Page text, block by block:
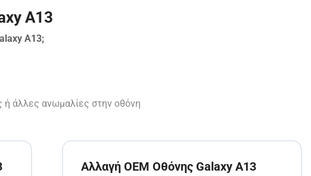
A13
A13;
ή άλλες ανωμαλίες στην οθόνη
Αλλαγή OEM Οθόνης Galaxy A13